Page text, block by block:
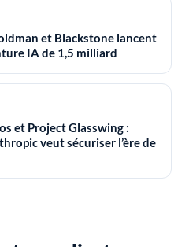
et Blackstone lancent
IA de 1,5 milliard
et Project Glasswing :
veut sécuriser l’ère de